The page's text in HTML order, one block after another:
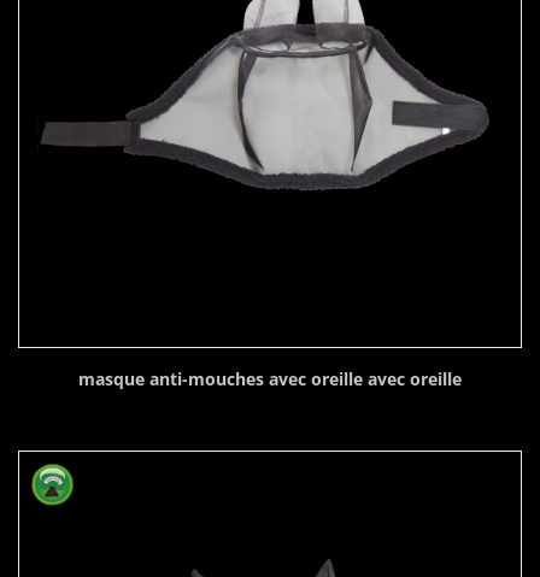
masque anti-mouches avec oreille avec oreille